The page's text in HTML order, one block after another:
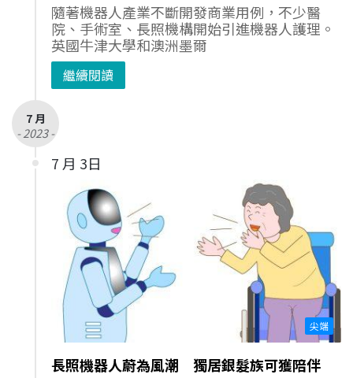
隨著機器人產業不斷開發商業用例，不少醫
院、手術室、長照機構開始引進機器人護理。
英國牛津大學和澳洲墨爾
繼續閱讀
7 月
- 2023 -
7 月 3日
尖端
長照機器人蔚為風潮 獨居銀髮族可獲陪伴